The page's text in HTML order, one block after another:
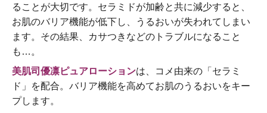
ることが大切です。セラミドが加齢と共に減少すると、
お肌のバリア機能が低下し、うるおいが失われてしまい
ます。その結果、カサつきなどのトラブルになること
も…。
美肌司優凛ピュアローションは、コメ由来の「セラミ
ド」を配合。バリア機能を高めてお肌のうるおいをキー
プします。